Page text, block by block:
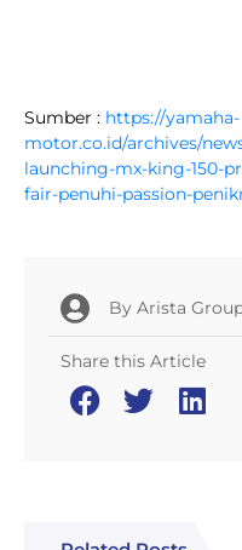
Sumber : https://yamaha-
motor.co.id/archives/
launching-mx-king-150-
fair-penuhi-passion-
By Arista
Share this Article